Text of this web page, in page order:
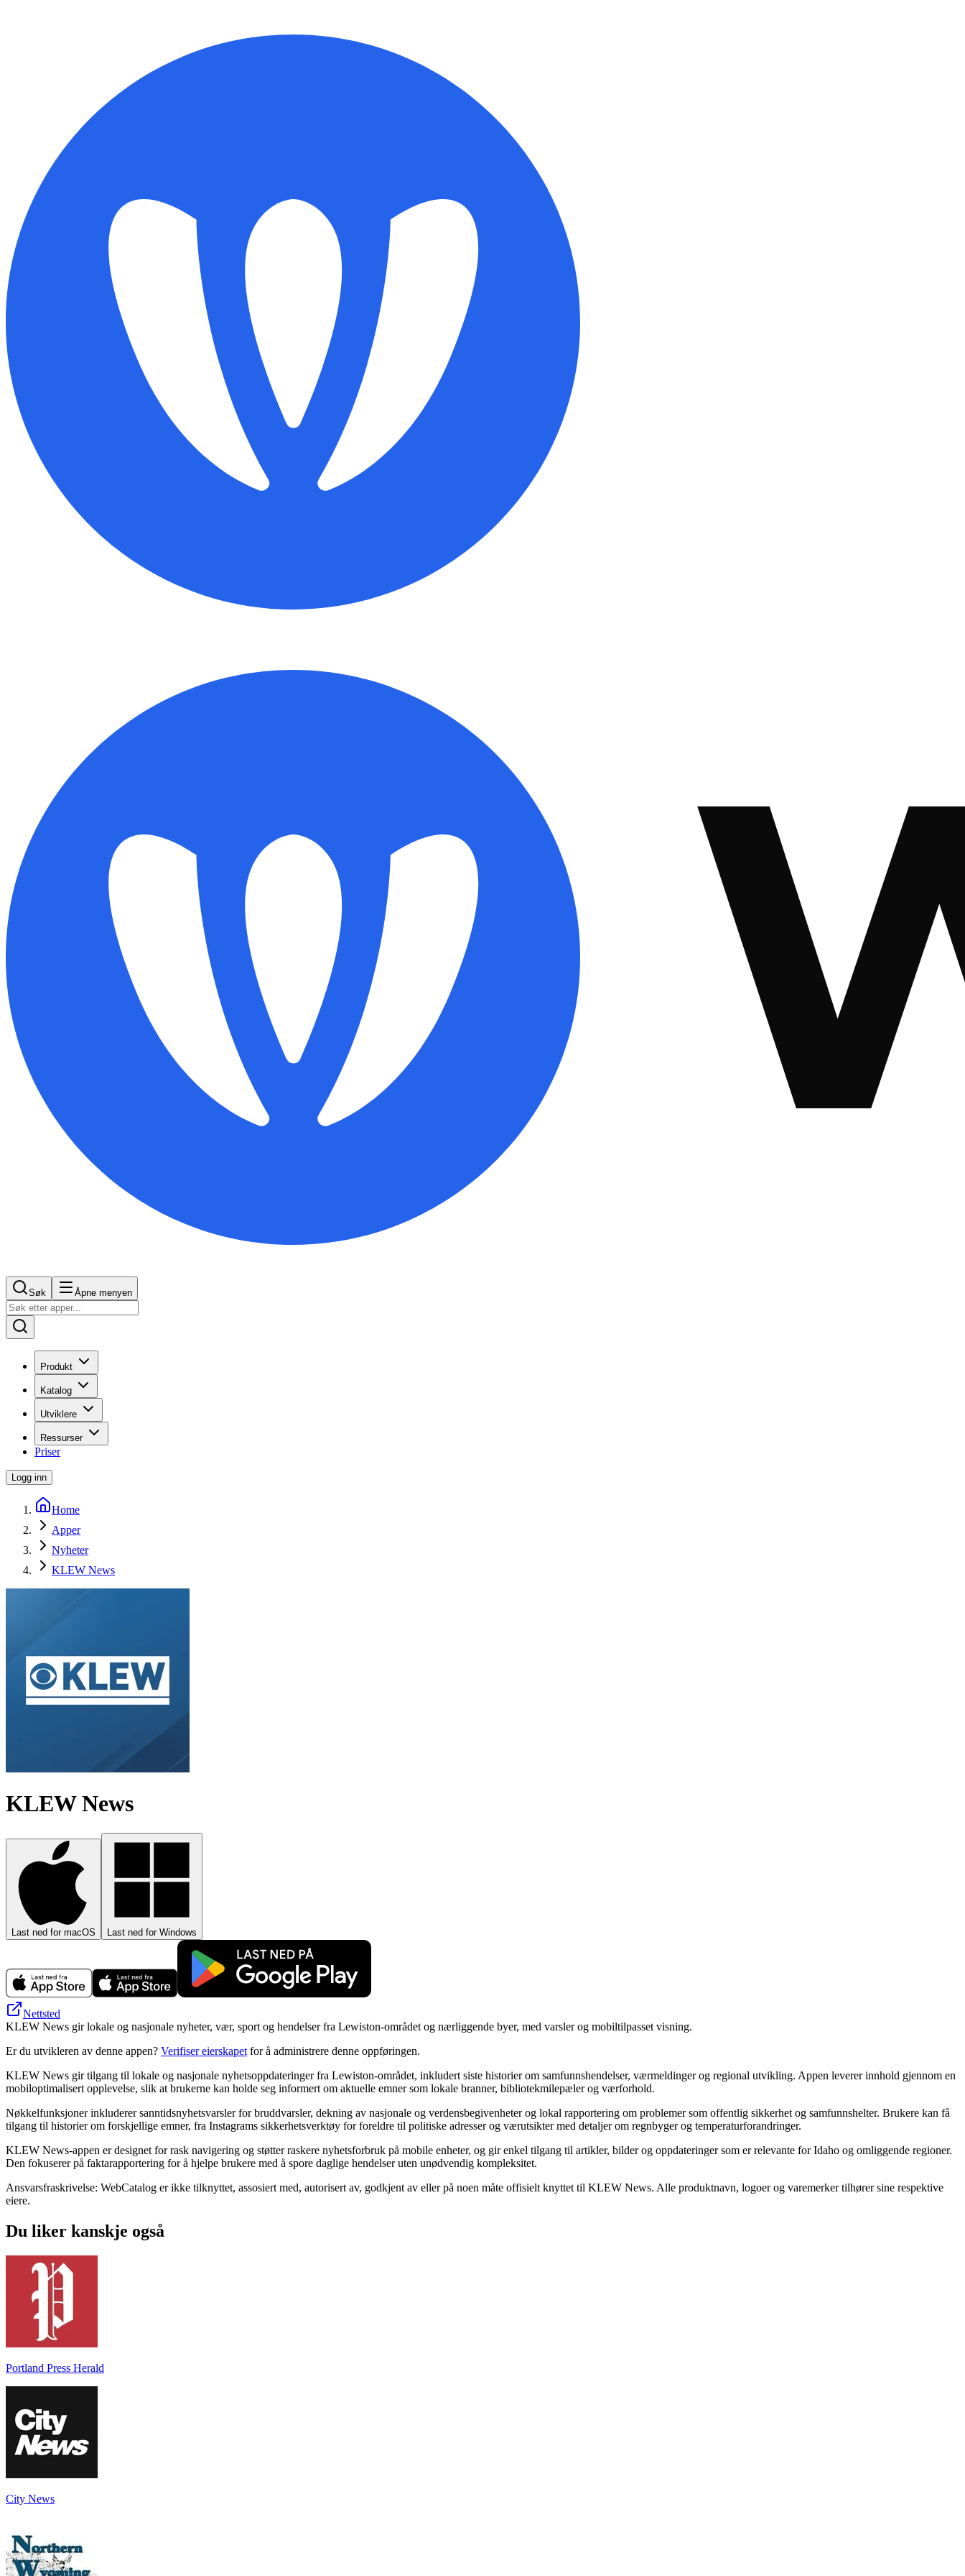
Søk Åpne menyen
Produkt
Katalog
Utviklere
Ressurser
Priser
Logg inn
Home
Apper
Nyheter
KLEW News
KLEW News
Last ned for macOS Last ned for Windows
Nettsted
KLEW News gir lokale og nasjonale nyheter, vær, sport og hendelser fra Lewiston-området og nærliggende byer, med varsler og mobiltilpasset visning.
Er du utvikleren av denne appen? Verifiser eierskapet for å administrere denne oppføringen.
KLEW News gir tilgang til lokale og nasjonale nyhetsoppdateringer fra Lewiston-området, inkludert siste historier om samfunnshendelser, værmeldinger og regional utvikling. Appen leverer innhold gjennom en
mobiloptimalisert opplevelse, slik at brukerne kan holde seg informert om aktuelle emner som lokale branner, bibliotekmilepæler og værforhold.
Nøkkelfunksjoner inkluderer sanntidsnyhetsvarsler for bruddvarsler, dekning av nasjonale og verdensbegivenheter og lokal rapportering om problemer som offentlig sikkerhet og samfunnshelter. Brukere kan få
tilgang til historier om forskjellige emner, fra Instagrams sikkerhetsverktøy for foreldre til politiske adresser og værutsikter med detaljer om regnbyger og temperaturforandringer.
KLEW News-appen er designet for rask navigering og støtter raskere nyhetsforbruk på mobile enheter, og gir enkel tilgang til artikler, bilder og oppdateringer som er relevante for Idaho og omliggende regioner.
Den fokuserer på faktarapportering for å hjelpe brukere med å spore daglige hendelser uten unødvendig kompleksitet.
Ansvarsfraskrivelse: WebCatalog er ikke tilknyttet, assosiert med, autorisert av, godkjent av eller på noen måte offisielt knyttet til KLEW News. Alle produktnavn, logoer og varemerker tilhører sine respektive
eiere.
Du liker kanskje også
Portland Press Herald
City News